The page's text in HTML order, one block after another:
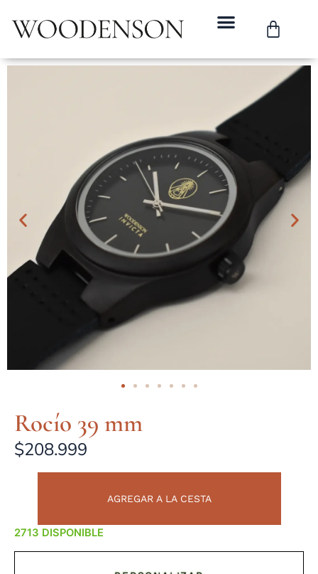
Rocío 39 mm
$208.999
AGREGAR A LA CESTA
DISPONIBLE